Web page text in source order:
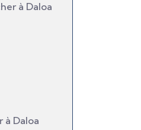
à Daloa
à Daloa